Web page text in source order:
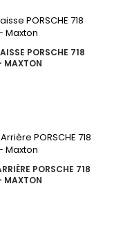
PORSCHE 718
MAXTON
PORSCHE 718
MAXTON